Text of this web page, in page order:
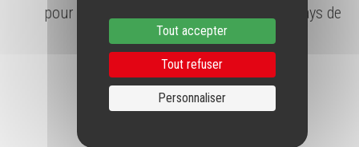
pour consommer de l'alcool dans votre pays de
résidence.
J'AI L'ÂGE LÉGAL
Tout accepter
Tout refuser
Personnaliser